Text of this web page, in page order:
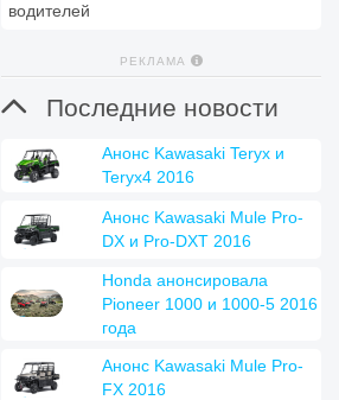
водителей
РЕКЛАМА
 Последние новости
Анонс Kawasaki Teryx и
Teryx4 2016
Анонс Kawasaki Mule Pro-
DX и Pro-DXT 2016
Honda анонсировала
Pioneer 1000 и 1000-5 2016
года
Анонс Kawasaki Mule Pro-
FX 2016